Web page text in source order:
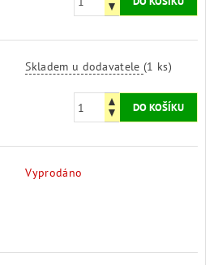
Skladem u dodavatele(1 ks)
Vyprodáno